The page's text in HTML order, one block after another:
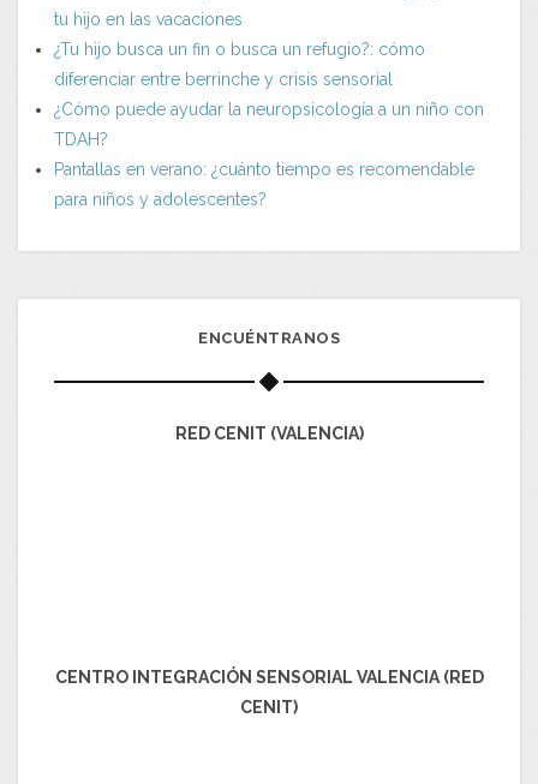
tu hijo en las vacaciones
¿Tu hijo busca un fin o busca un refugio?: cómo
diferenciar entre berrinche y crisis sensorial
¿Cómo puede ayudar la neuropsicología a un niño con
TDAH?
Pantallas en verano: ¿cuánto tiempo es recomendable
para niños y adolescentes?
ENCUÉNTRANOS
RED CENIT (VALENCIA)
CENTRO INTEGRACIÓN SENSORIAL VALENCIA (RED
CENIT)